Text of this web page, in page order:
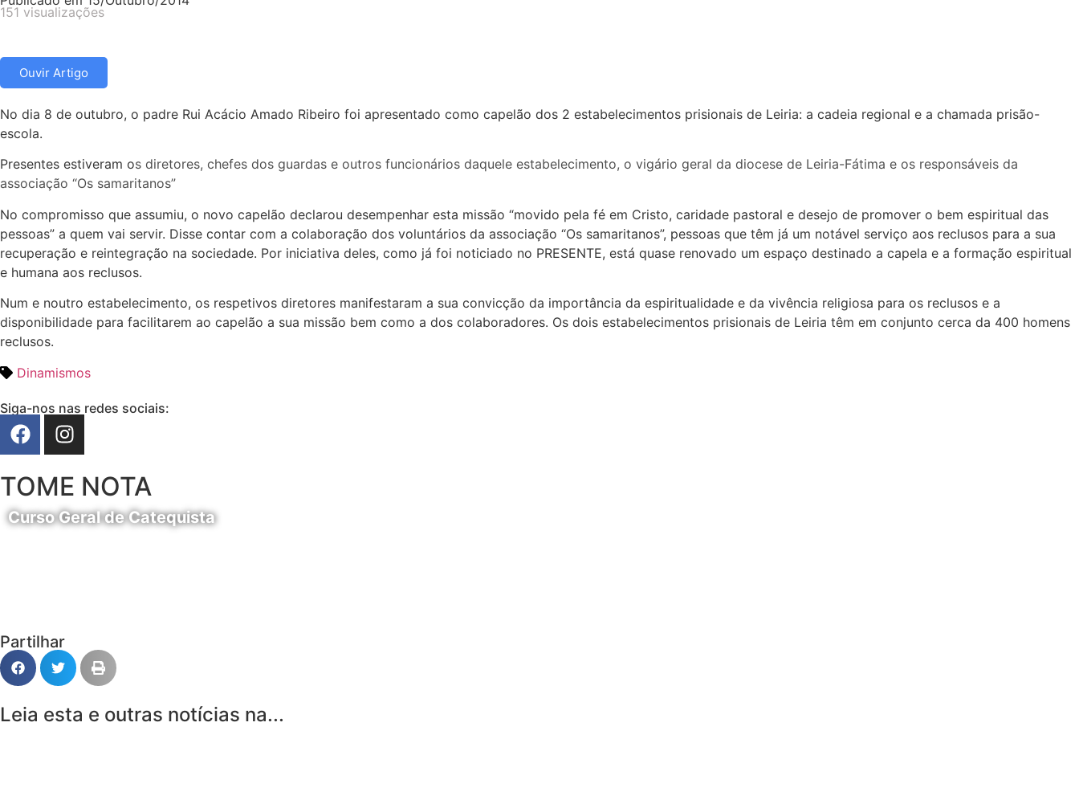
151 visualizações
Ouvir Artigo
No dia 8 de outubro, o padre Rui Acácio Amado Ribeiro foi apresentado como capelão dos 2 estabelecimentos prisionais de Leiria: a cadeia regional e a chamada prisão-
escola.
Presentes estiveram os diretores, chefes dos guardas e outros funcionários daquele estabelecimento, o vigário geral da diocese de Leiria-Fátima e os responsáveis da
associação “Os samaritanos”
No compromisso que assumiu, o novo capelão declarou desempenhar esta missão “movido pela fé em Cristo, caridade pastoral e desejo de promover o bem espiritual das
pessoas” a quem vai servir. Disse contar com a colaboração dos voluntários da associação “Os samaritanos”, pessoas que têm já um notável serviço aos reclusos para a sua
recuperação e reintegração na sociedade. Por iniciativa deles, como já foi noticiado no PRESENTE, está quase renovado um espaço destinado a capela e a formação espiritual
e humana aos reclusos.
Num e noutro estabelecimento, os respetivos diretores manifestaram a sua convicção da importância da espiritualidade e da vivência religiosa para os reclusos e a
disponibilidade para facilitarem ao capelão a sua missão bem como a dos colaboradores. Os dois estabelecimentos prisionais de Leiria têm em conjunto cerca da 400 homens
reclusos.
Dinamismos
Siga-nos nas redes sociais:
TOME NOTA
Curso Geral de Catequista
Partilhar
Leia esta e outras notícias na...